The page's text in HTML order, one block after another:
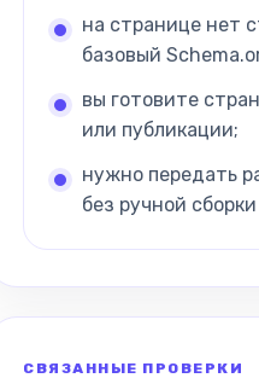
на странице нет
базовый
вы готовите
или публикации;
нужно передать
без ручной сборки
СВЯЗАННЫЕ ПРОВЕРКИ